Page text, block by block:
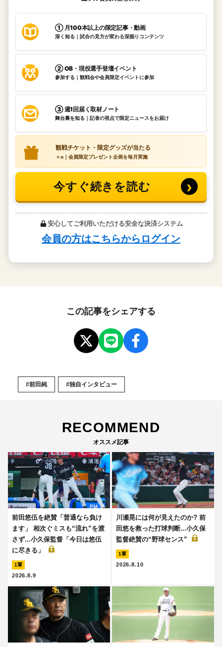
この記事をシェアする
#前田純 #独自インタビュー
RECOMMEND
オススメ記事
前田悠伍を絶賛「普通なら負け
ます」 相次ぐミスも“流れ”を渡
さず...小久保監督「今日は悠伍
に尽きる」
1軍
2026.8.9
川瀬晃には何が見えたのか? 前
田悠を救った打球判断...小久保
監督絶賛の“野球センス”
1軍
2026.8.10